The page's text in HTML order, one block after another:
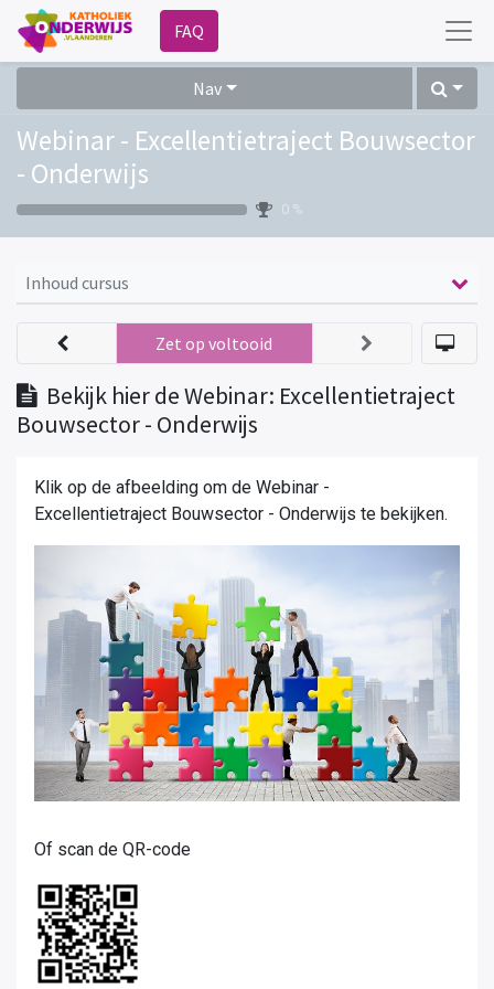
FAQ
Nav
Webinar - Excellentietraject Bouwsector
- Onderwijs
0 %
Inhoud cursus
Bekijk hier de Webinar: Excellentietraject
Bouwsector - Onderwijs
Zet op voltooid
Klik op de afbeelding om de Webinar -
Excellentietraject Bouwsector - Onderwijs te bekijken.
Of scan de QR-code